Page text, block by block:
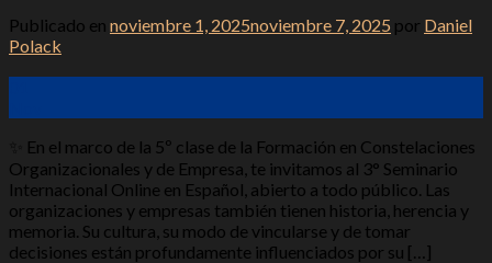
Publicado en noviembre 1, 2025noviembre 7, 2025 por Daniel
Polack
✨ En el marco de la 5º clase de la Formación en Constelaciones
Organizacionales y de Empresa, te invitamos al 3° Seminario
Internacional Online en Español, abierto a todo público. Las
organizaciones y empresas también tienen historia, herencia y
memoria. Su cultura, su modo de vincularse y de tomar
decisiones están profundamente influenciados por su […]